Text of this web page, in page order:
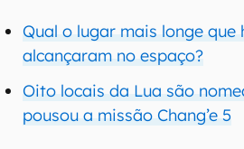
Qual o lugar mais longe que
alcançaram no espaço?
Oito locais da Lua são
pousou a missão Chang’e 5